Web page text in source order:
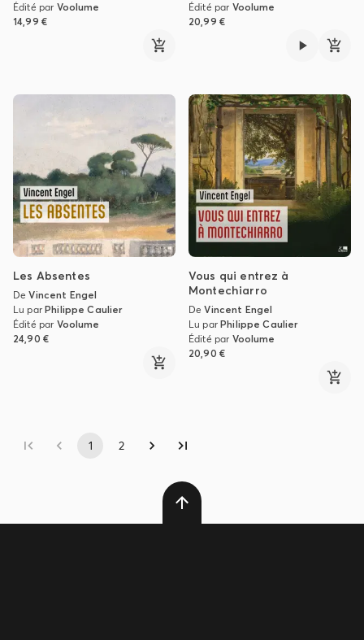
Édité par Voolume
14,99 €
Édité par Voolume
20,99 €
Les Absentes
DeVincent Engel
Lu parPhilippe Caulier
Édité par Voolume
24,90 €
Vous qui entrez à
Montechiarro
DeVincent Engel
Lu parPhilippe Caulier
Édité par Voolume
20,90 €
1 2